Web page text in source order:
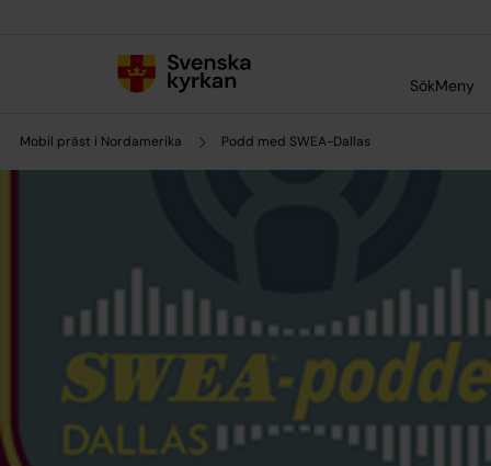
SökMeny
Mobil präst i Nordamerika Podd med SWEA-Dallas